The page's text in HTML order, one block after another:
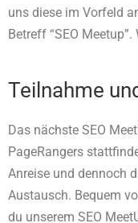
uns diese im Vorfeld
Betreff “SEO
Teilnahme
Das nächste SEO
PageRangers
Anreise und dennoch
Austausch. Bequem
du unserem SEO